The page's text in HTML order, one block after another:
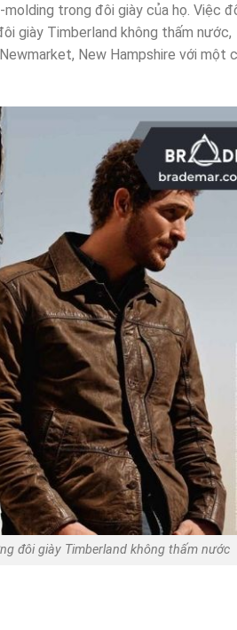
trong đôi giày của họ. Việc
giày Timberland không thấm nước,
New Hampshire với một
đôi giày Timberland không thấm nước